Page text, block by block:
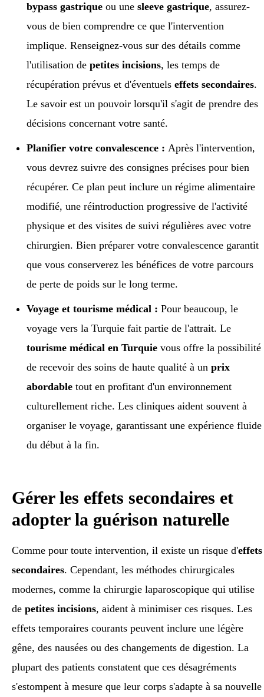
bypass gastriqueou unesleeve gastrique, assurez-
vous de bien comprendre ce que l'intervention
implique. Renseignez-vous sur des détails comme
l'utilisation depetites incisions, les temps de
récupération prévus et d'éventuelseffets secondaires.
Le savoir est un pouvoir lorsqu'il s'agit de prendre des
décisions concernant votre santé.
Planifier votre convalescence :Après l'intervention,
vous devrez suivre des consignes précises pour bien
récupérer. Ce plan peut inclure un régime alimentaire
modifié, une réintroduction progressive de l'activité
physique et des visites de suivi régulières avec votre
chirurgien. Bien préparer votre convalescence garantit
que vous conserverez les bénéfices de votre parcours
de perte de poids sur le long terme.
Voyage et tourisme médical :Pour beaucoup, le
voyage vers la Turquie fait partie de l'attrait. Le
tourisme médical en Turquie vous offre la possibilité
de recevoir des soins de haute qualité à unprix
abordable tout en profitant d'un environnement
culturellement riche. Les cliniques aident souvent à
organiser le voyage, garantissant une expérience fluide
du début à la fin.
Gérer les effets secondaires et
adopter la guérison naturelle
Comme pour toute intervention, il existe un risque d'effets
secondaires. Cependant, les méthodes chirurgicales
modernes, comme la chirurgie laparoscopique qui utilise
de petites incisions, aident à minimiser ces risques. Les
effets temporaires courants peuvent inclure une légère
gêne, des nausées ou des changements de digestion. La
plupart des patients constatent que ces désagréments
s'estompent à mesure que leur corps s'adapte à sa nouvelle